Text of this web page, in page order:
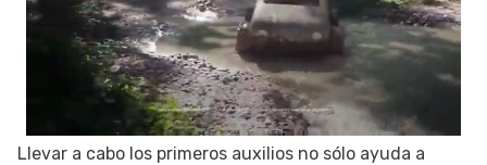
Llevar a cabo los primeros auxilios no sólo ayuda a